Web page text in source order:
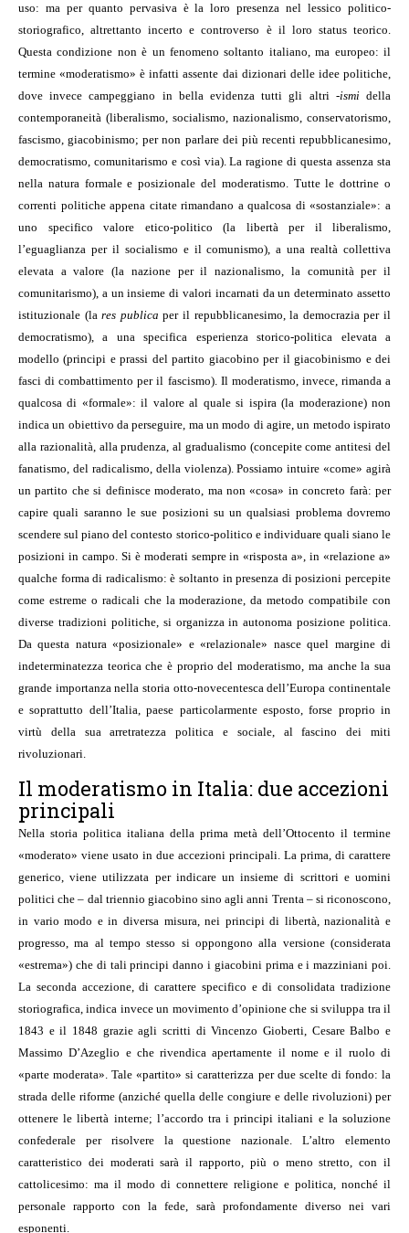
uso: ma per quanto pervasiva è la loro presenza nel lessico politico-
storiografico, altrettanto incerto e controverso è il loro status teorico.
Questa condizione non è un fenomeno soltanto italiano, ma europeo: il
termine «moderatismo» è infatti assente dai dizionari delle idee politiche,
dove invece campeggiano in bella evidenza tutti gli altri -ismidella
contemporaneità (liberalismo, socialismo, nazionalismo, conservatorismo,
fascismo, giacobinismo; per non parlare dei più recenti repubblicanesimo,
democratismo, comunitarismo e così via). La ragione di questa assenza sta
nella natura formale e posizionale del moderatismo. Tutte le dottrine o
correnti politiche appena citate rimandano a qualcosa di «sostanziale»: a
uno specifico valore etico-politico (la libertà per il liberalismo,
l’eguaglianza per il socialismo e il comunismo), a una realtà collettiva
elevata a valore (la nazione per il nazionalismo, la comunità per il
comunitarismo), a un insieme di valori incarnati da un determinato assetto
istituzionale (lares publica per il repubblicanesimo, la democrazia per il
democratismo), a una specifica esperienza storico-politica elevata a
modello (principi e prassi del partito giacobino per il giacobinismo e dei
fasci di combattimento per il fascismo). Il moderatismo, invece, rimanda a
qualcosa di «formale»: il valore al quale si ispira (la moderazione) non
indica un obiettivo da perseguire, ma un modo di agire, un metodo ispirato
alla razionalità, alla prudenza, al gradualismo (concepite come antitesi del
fanatismo, del radicalismo, della violenza). Possiamo intuire «come» agirà
un partito che si definisce moderato, ma non «cosa» in concreto farà: per
capire quali saranno le sue posizioni su un qualsiasi problema dovremo
scendere sul piano del contesto storico-politico e individuare quali siano le
posizioni in campo. Si è moderati sempre in «risposta a», in «relazione a»
qualche forma di radicalismo: è soltanto in presenza di posizioni percepite
come estreme o radicali che la moderazione, da metodo compatibile con
diverse tradizioni politiche, si organizza in autonoma posizione politica.
Da questa natura «posizionale» e «relazionale» nasce quel margine di
indeterminatezza teorica che è proprio del moderatismo, ma anche la sua
grande importanza nella storia otto-novecentesca dell’Europa continentale
e soprattutto dell’Italia, paese particolarmente esposto, forse proprio in
virtù della sua arretratezza politica e sociale, al fascino dei miti
rivoluzionari.
Il moderatismo in Italia: due accezioni
principali
Nella storia politica italiana della prima metà dell’Ottocento il termine
«moderato» viene usato in due accezioni principali. La prima, di carattere
generico, viene utilizzata per indicare un insieme di scrittori e uomini
politici che – dal triennio giacobino sino agli anni Trenta – si riconoscono,
in vario modo e in diversa misura, nei principi di libertà, nazionalità e
progresso, ma al tempo stesso si oppongono alla versione (considerata
«estrema») che di tali principi danno i giacobini prima e i mazziniani poi.
La seconda accezione, di carattere specifico e di consolidata tradizione
storiografica, indica invece un movimento d’opinione che si sviluppa tra il
1843 e il 1848 grazie agli scritti di Vincenzo Gioberti, Cesare Balbo e
Massimo D’Azeglio e che rivendica apertamente il nome e il ruolo di
«parte moderata». Tale «partito» si caratterizza per due scelte di fondo: la
strada delle riforme (anziché quella delle congiure e delle rivoluzioni) per
ottenere le libertà interne; l’accordo tra i principi italiani e la soluzione
confederale per risolvere la questione nazionale. L’altro elemento
caratteristico dei moderati sarà il rapporto, più o meno stretto, con il
cattolicesimo: ma il modo di connettere religione e politica, nonché il
personale rapporto con la fede, sarà profondamente diverso nei vari
esponenti.